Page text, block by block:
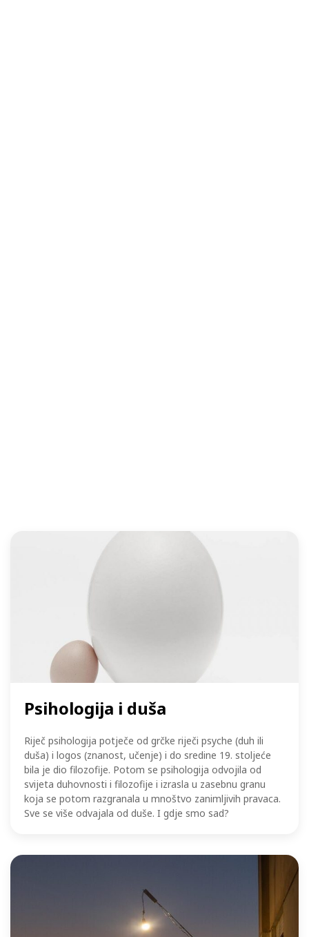
Psihologija i duša
Riječ psihologija potječe od grčke riječi psyche (duh ili
duša) i logos (znanost, učenje) i do sredine 19. stoljeće
bila je dio filozofije. Potom se psihologija odvojila od
svijeta duhovnosti i filozofije i izrasla u zasebnu granu
koja se potom razgranala u mnoštvo zanimljivih pravaca.
Sve se više odvajala od duše. I gdje smo sad?